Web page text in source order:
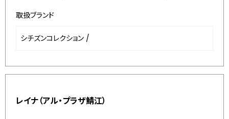
取扱ブランド
シチズンコレクション /
レイナ（アル・プラザ鯖江）